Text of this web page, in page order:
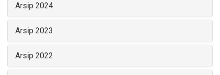
Arsip 2024
Arsip 2023
Arsip 2022